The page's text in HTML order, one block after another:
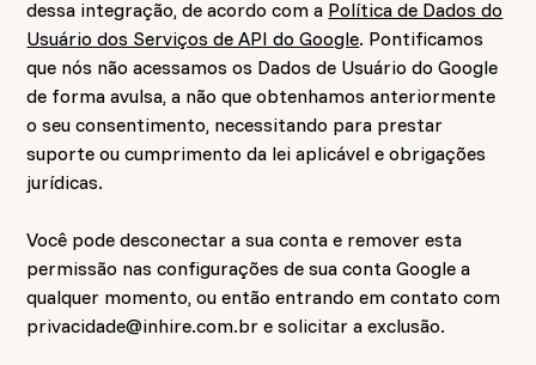
dessa integração, de acordo com a Política de Dados do
Usuário dos Serviços de API do Google. Pontificamos
que nós não acessamos os Dados de Usuário do Google
de forma avulsa, a não que obtenhamos anteriormente
o seu consentimento, necessitando para prestar
suporte ou cumprimento da lei aplicável e obrigações
jurídicas.
Você pode desconectar a sua conta e remover esta
permissão nas configurações de sua conta Google a
qualquer momento, ou então entrando em contato com
privacidade@inhire.com.br e solicitar a exclusão.